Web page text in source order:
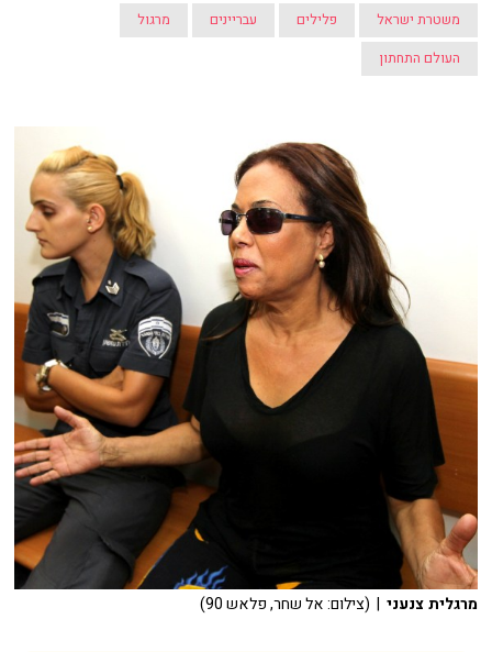
משטרת ישראל פלילים עבריינים
מרגול
העולם התחתון
מרגלית צנעני | (צילום: אל שחר, פלאש 90)